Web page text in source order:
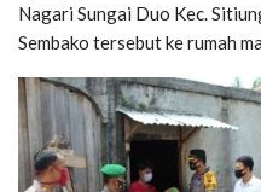
Nagari Sungai Duo Kec.
Sembako tersebut ke rumah